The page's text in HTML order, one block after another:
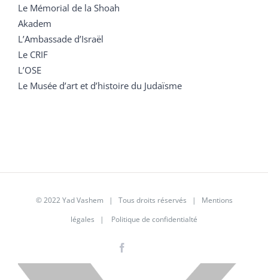
Le Mémorial de la Shoah
Akadem
L’Ambassade d’Israël
Le CRIF
L’OSE
Le Musée d’art et d’histoire du Judaïsme
© 2022 Yad Vashem | Tous droits réservés | Mentions
légales | Politique de confidentialté